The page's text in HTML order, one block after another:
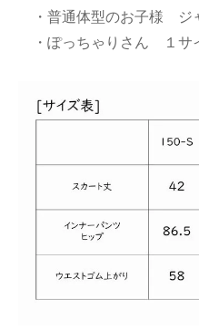
・普通体型のお子様 ジ
・ぽっちゃりさん １サ